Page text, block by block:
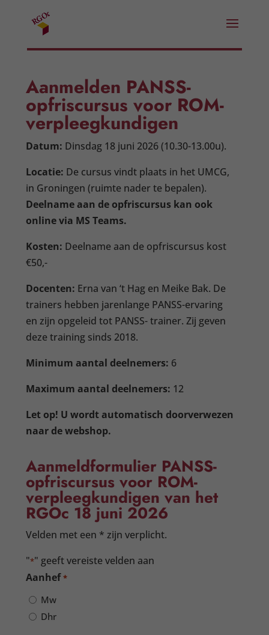
Aanmelden PANSS-
opfriscursus voor ROM-
verpleegkundigen
Datum: Dinsdag 18 juni 2026 (10.30-13.00u).
Locatie: De cursus vindt plaats in het UMCG,
in Groningen (ruimte nader te bepalen).
Deelname aan de opfriscursus kan ook
online via MS Teams.
Kosten: Deelname aan de opfriscursus kost
€50,-
Docenten: Erna van ‘t Hag en Meike Bak. De
trainers hebben jarenlange PANSS-ervaring
en zijn opgeleid tot PANSS- trainer. Zij geven
deze training sinds 2018.
Minimum aantal deelnemers: 6
Maximum aantal deelnemers: 12
Let op! U wordt automatisch doorverwezen
naar de webshop.
Aanmeldformulier PANSS-
opfriscursus voor ROM-
verpleegkundigen van het
RGOc 18 juni 2026
Velden met een * zijn verplicht.
"*" geeft vereiste velden aan
Aanhef *
Mw
Dhr